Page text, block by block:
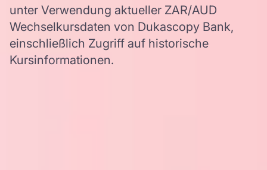
unter Verwendung aktueller ZAR/AUD
Wechselkursdaten von Dukascopy Bank,
einschließlich Zugriff auf historische
Kursinformationen.